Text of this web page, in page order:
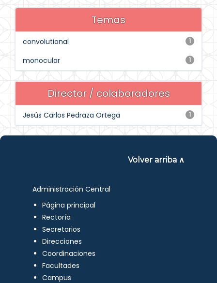
Temas
1
convolutional
1
monocular
Director / colaboradores
1
Jesús Carlos Pedraza Ortega
Volver arriba ∧
Administración Central
Página principal
Rectoría
Secretarios
Direcciones
Coordinaciones
Facultades
Campus